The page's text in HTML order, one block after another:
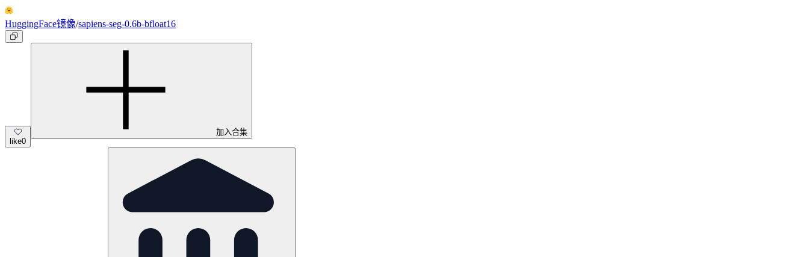
HuggingFace镜像/sapiens-seg-0.6b-bfloat16
like0
加入合集